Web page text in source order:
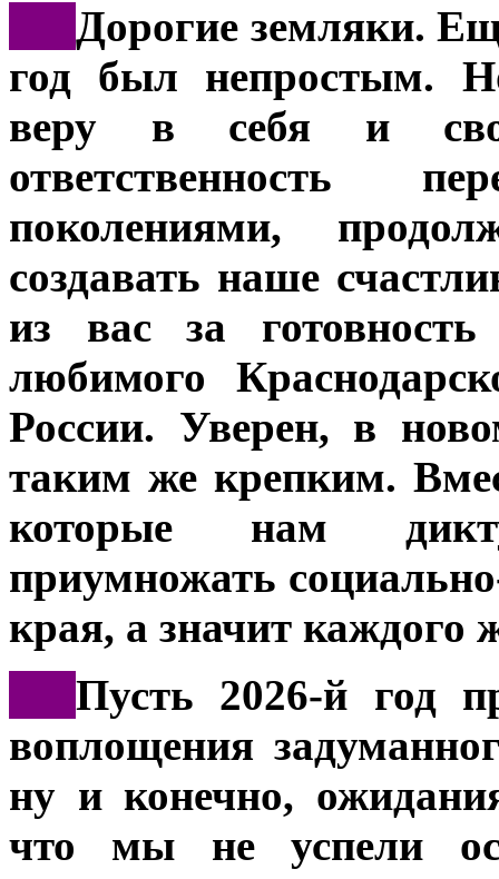
Дорогие земляки.
год был непростым.
веру в себя и
ответственность
поколениями,
создавать наше
из вас за
любимого
России. Уверен, в
таким же крепким.
которые нам
приумножать
края, а значит каждого
Пусть 2026-й год
воплощения
ну и конечно,
что мы не успели